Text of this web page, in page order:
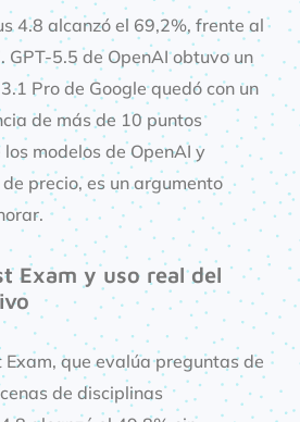
4.8 alcanzó el 69,2%, frente al
GPT-5.5 de OpenAI obtuvo un
Pro de Google quedó con un
de más de 10 puntos
modelos de OpenAI y
precio, es un argumento
Exam y uso real del
Exam, que evalúa preguntas de
de disciplinas